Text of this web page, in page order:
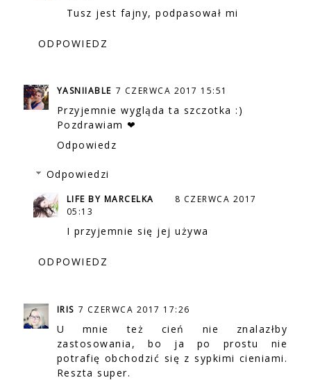
Tusz jest fajny, podpasował mi
ODPOWIEDZ
YASNIIABLE 7 CZERWCA 2017 15:51
Przyjemnie wygląda ta szczotka :)
Pozdrawiam ❤
Odpowiedz
Odpowiedzi
LIFE BY MARCELKA
8 CZERWCA 2017
05:13
I przyjemnie się jej używa
ODPOWIEDZ
IRIS 7 CZERWCA 2017 17:26
U mnie też cień nie znalazłby
zastosowania, bo ja po prostu nie
potrafię obchodzić się z sypkimi cieniami.
Reszta super.